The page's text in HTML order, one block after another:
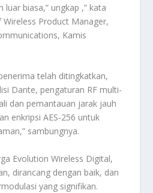
biasa,” ungkap ,” kata
Wireless Product Manager,
Kamis
telah ditingkatkan,
Dante, pengaturan RF multi-
dan pemantauan jarak jauh
enkripsi AES-256 untuk
sambungnya.
Evolution Wireless Digital,
dirancang dengan baik, dan
yang signifikan.